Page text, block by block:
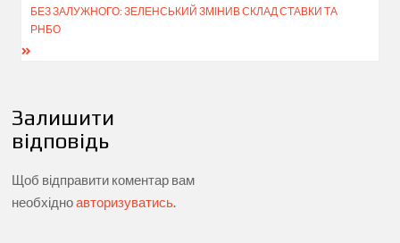
БЕЗ ЗАЛУЖНОГО: ЗЕЛЕНСЬКИЙ ЗМІНИВ СКЛАД СТАВКИ ТА
РНБО
Залишити
відповідь
Щоб відправити коментар вам
необхідноавторизуватись.